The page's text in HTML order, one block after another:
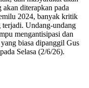
diterapkan pada
2024, banyak kritik
terjadi. Undang-undang
mengantisipasi dan
biasa dipanggil Gus
Selasa (2/6/26).